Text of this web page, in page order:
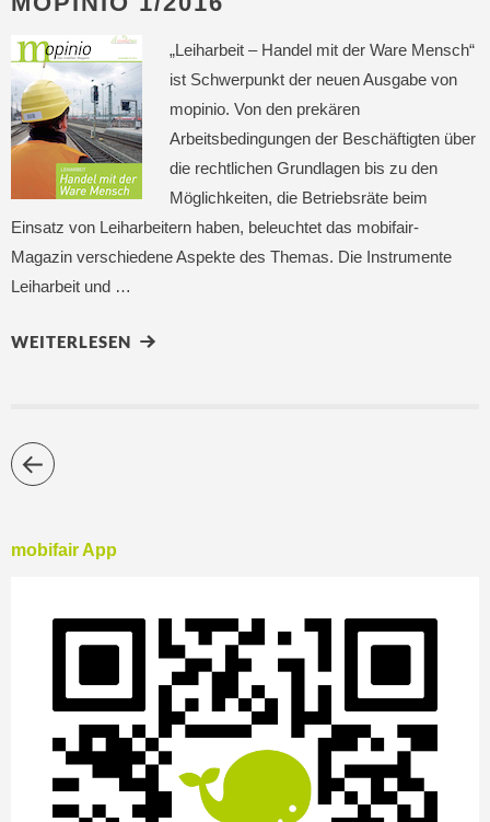
„Leiharbeit – Handel mit der Ware Mensch“
ist Schwerpunkt der neuen Ausgabe von
mopinio. Von den prekären
Arbeitsbedingungen der Beschäftigten über
die rechtlichen Grundlagen bis zu den
Möglichkeiten, die Betriebsräte beim
Einsatz von Leiharbeitern haben, beleuchtet das mobifair-
Magazin verschiedene Aspekte des Themas. Die Instrumente
Leiharbeit und …
WEITERLESEN
mobifair App